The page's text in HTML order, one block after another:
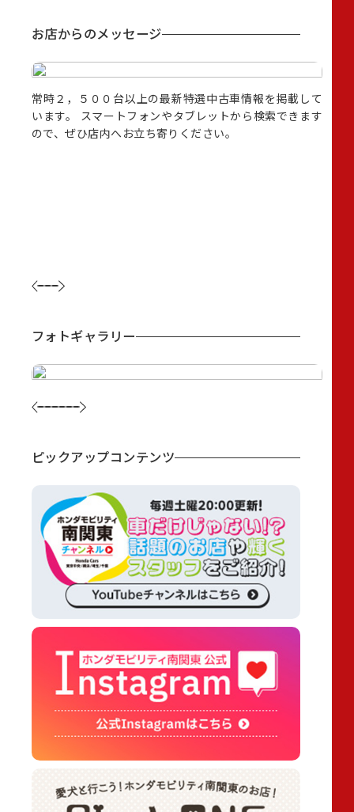
お店からのメッセージ
常時２，５００台以上の最新特選中古車情報を掲載して
います。 スマートフォンやタブレットから検索できます
ので、ぜひ店内へお立ち寄りください。
フォトギャラリー
ピックアップコンテンツ